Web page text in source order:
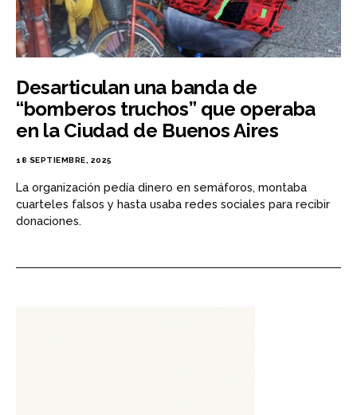
Desarticulan una banda de
“bomberos truchos” que operaba
en la Ciudad de Buenos Aires
18 SEPTIEMBRE, 2025
La organización pedía dinero en semáforos, montaba
cuarteles falsos y hasta usaba redes sociales para recibir
donaciones.